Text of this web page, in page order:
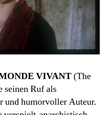
VIVANT(The
Ruf als
und humorvoller Auteur.